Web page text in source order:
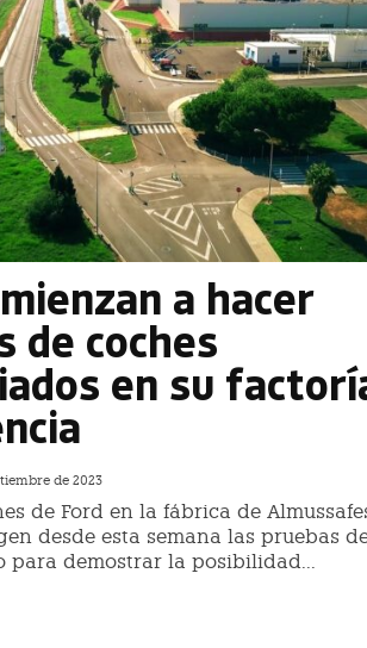
a hacer
de coches
en su
de 2023
de Ford en la fábrica de
desde esta semana las pruebas
para demostrar la posibilidad...